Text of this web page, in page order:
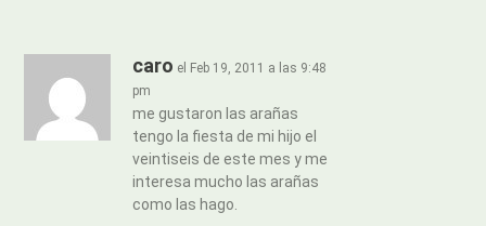
caro el Feb 19, 2011 a las 9:48
pm
me gustaron las arañas
tengo la fiesta de mi hijo el
veintiseis de este mes y me
interesa mucho las arañas
como las hago.